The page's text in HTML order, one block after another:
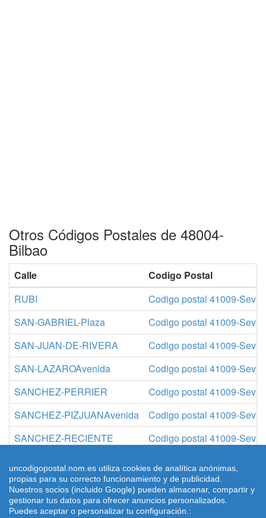
Otros Códigos Postales de 48004-
Bilbao
Calle
Codigo Postal
RUBI
Codigo postal 41009-
SAN-GABRIEL-Plaza
Codigo postal 41009-
SAN-JUAN-DE-RIVERA
Codigo postal 41009-
SAN-LAZAROAvenida
Codigo postal 41009-
SANCHEZ-PERRIER
Codigo postal 41009-
SANCHEZ-PIZJUANAvenida
Codigo postal 41009-
SANCHEZ-RECIENTE
Codigo postal 41009-
© 2026 uncodigopostal.nom.es, Códigos postales
uncodigopostal.nom.es utiliza cookies de analítica anónimas,
propias para su correcto funcionamiento y de publicidad.
Nuestros socios (incluido Google) pueden almacenar, compartir y
gestionar tus datos para ofrecer anuncios personalizados.
Puedes aceptar o personalizar tu configuración.: